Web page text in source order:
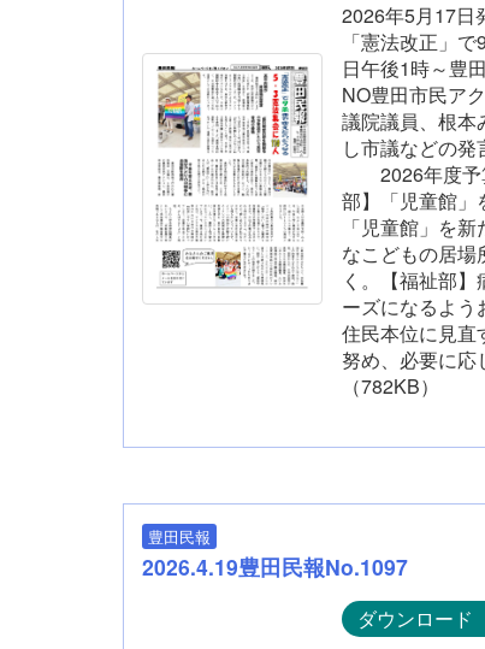
2026年5月17日
「憲法改正」
日午後1時～豊
NO豊田市民ア
議院議員、根本
し市議
2026年度予
部】「児童館
「児童館」を
なこどもの居場
く。【福祉部
ーズになるよう
住民本位に見
努め、必要に応
（782KB）
豊田民報
2026.4.19豊田民報No.1097
ダウンロード